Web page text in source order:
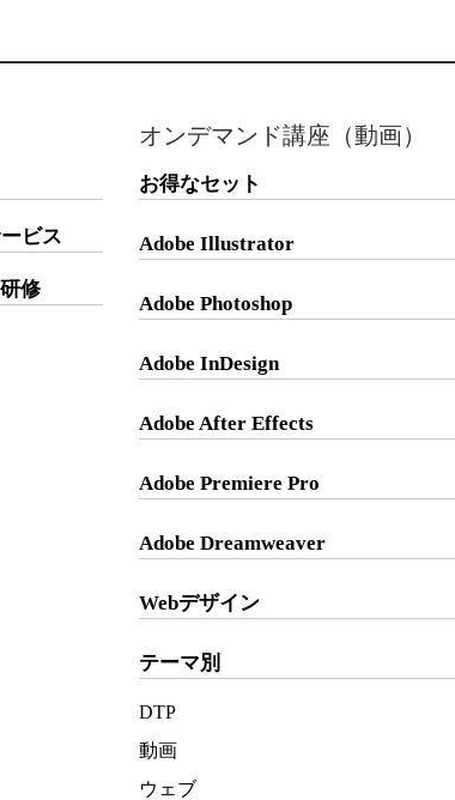
ビス
修
オンデマンド講座（動画）
お得なセット
Adobe Illustrator
Adobe Photoshop
Adobe InDesign
Adobe After Effects
Adobe Premiere Pro
Adobe Dreamweaver
Webデザイン
テーマ別
DTP
動画
ウェブ